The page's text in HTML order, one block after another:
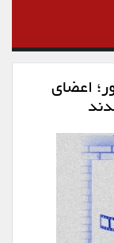
اعضای